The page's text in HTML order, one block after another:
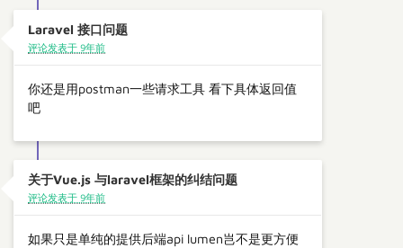
Laravel 接口问题
评论发表于 9年前
你还是用postman一些请求工具 看下具体返回值
吧
关于Vue.js 与laravel框架的纠结问题
评论发表于 9年前
如果只是单纯的提供后端api lumen岂不是更方便